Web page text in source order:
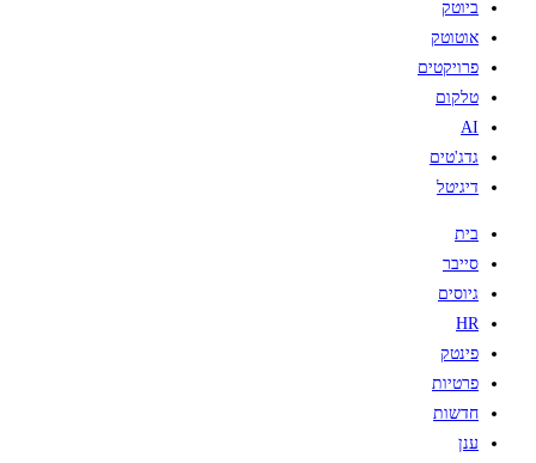
ביוטק
אוטוטק
פרויקטים
טלקום
AI
גדג'טים
דיגיטל
בית
סייבר
גיוסים
HR
פינטק
פרטיות
חדשות
ענן